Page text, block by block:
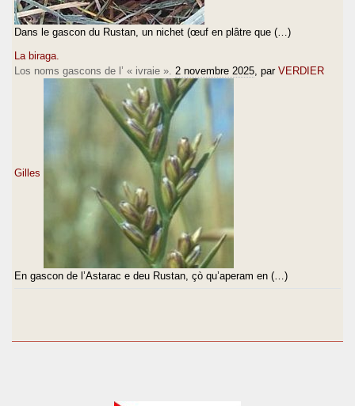
Dans le gascon du Rustan, un nichet (œuf en plâtre que (…)
La biraga.
Los noms gascons de l’ « ivraie ». 2 novembre 2025 , par VERDIER
Gilles
En gascon de l’Astarac e deu Rustan, çò qu’aperam en (…)